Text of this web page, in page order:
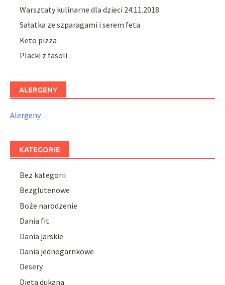
Warsztaty kulinarne dla dzieci 24.11.2018
Sałatka ze szparagami i serem feta
Keto pizza
Placki z fasoli
ALERGENY
Alergeny
KATEGORIE
Bez kategorii
Bezglutenowe
Boże narodzenie
Dania fit
Dania jarskie
Dania jednogarnkowe
Desery
Dieta dukana